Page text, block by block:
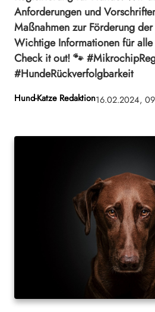
Anforderungen und
Maßnahmen zur Förderung
Wichtige Informationen für
Check it out! 🐾
#HundeRückverfolgbarkeit
Hund-Katze Redaktion16.02.2024,